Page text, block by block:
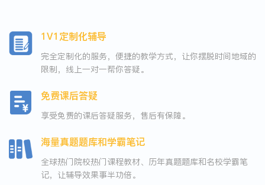
1V1定制化辅导
完全定制化的服务，便捷的教学方式，让你摆脱时间地域的
限制，线上一对一帮你答疑。
免费课后答疑
享受免费的课后答疑服务，售后有保障。
海量真题题库和学霸笔记
全球热门院校热门课程教材、历年真题题库和名校学霸笔
记，让辅导效果事半功倍。